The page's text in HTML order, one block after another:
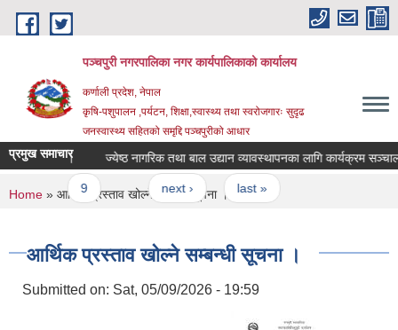
Skip to main content
पञ्चपुरी नगरपालिका नगर कार्यपालिकाको कार्यालय
कर्णाली प्रदेश, नेपाल
कृषि-पशुपालन ,पर्यटन, शिक्षा,स्वास्थ्य तथा स्वरोजगारः सुदृढ
जनस्वास्थ्य सहितको समृद्दि पञ्चपुरीको आधार
प्रमुख समाचार
। ज्येष्ठ नागरिक तथा बाल उद्यान व्यावस्थापनका लागि कार्यक्रम सञ्चालन
9 … next › last »
You are here
Home » आर्थिक प्रस्ताव खोल्ने सम्बन्धी सूचना ।
आर्थिक प्रस्ताव खोल्ने सम्बन्धी सूचना ।
Submitted on: Sat, 05/09/2026 - 19:59